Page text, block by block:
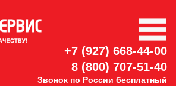
+7 (927) 668-44-00
8 (800) 707-51-40
Звонок по России бесплатный